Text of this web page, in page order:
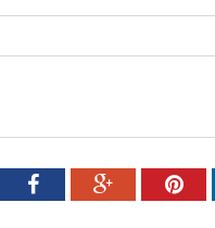
FacebookGoogle+